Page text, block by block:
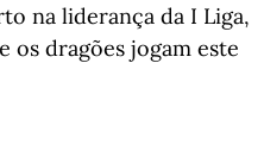
na liderança da I Liga,
os dragões jogam este